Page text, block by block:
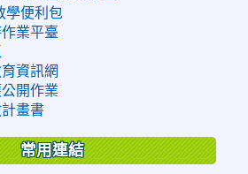
學便利包
業平臺
資訊網
公開作業
計畫書
常用連結